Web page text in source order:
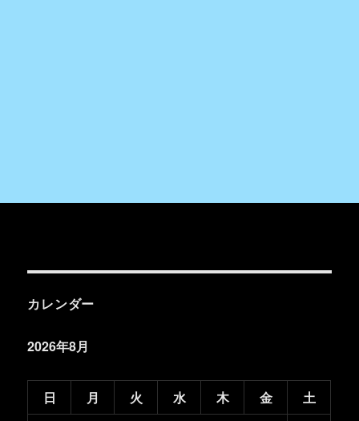
カレンダー
2026年8月
日 月 火 水 木 金
土